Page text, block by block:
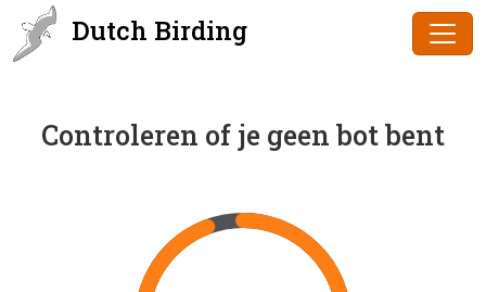
Dutch Birding
Controleren of je geen bot bent